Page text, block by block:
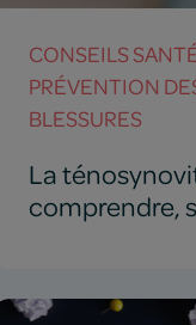
CONSEILS
PRÉVENTION
BLESSURES
La
comprendre,